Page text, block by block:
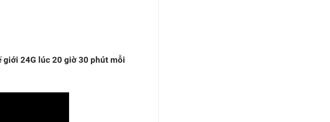
giới 24G lúc 20 giờ 30 phút mỗi